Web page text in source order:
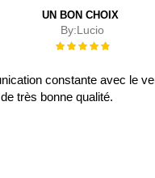
UN BON CHOIX
By:Lucio
Évaluation :
constante avec le
très bonne qualité.